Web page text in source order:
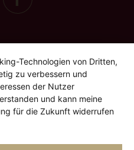
Technologien von Dritten,
zu verbessern und
der Nutzer
und kann meine
für die Zukunft widerrufen